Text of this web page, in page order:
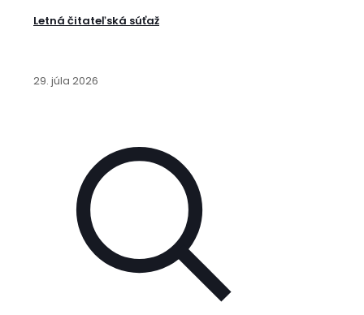
Letná čitateľská súťaž
29. júla 2026